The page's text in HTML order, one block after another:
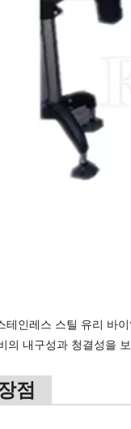
테인레스 스틸 유리 바
의 내구성과 청결성을
점